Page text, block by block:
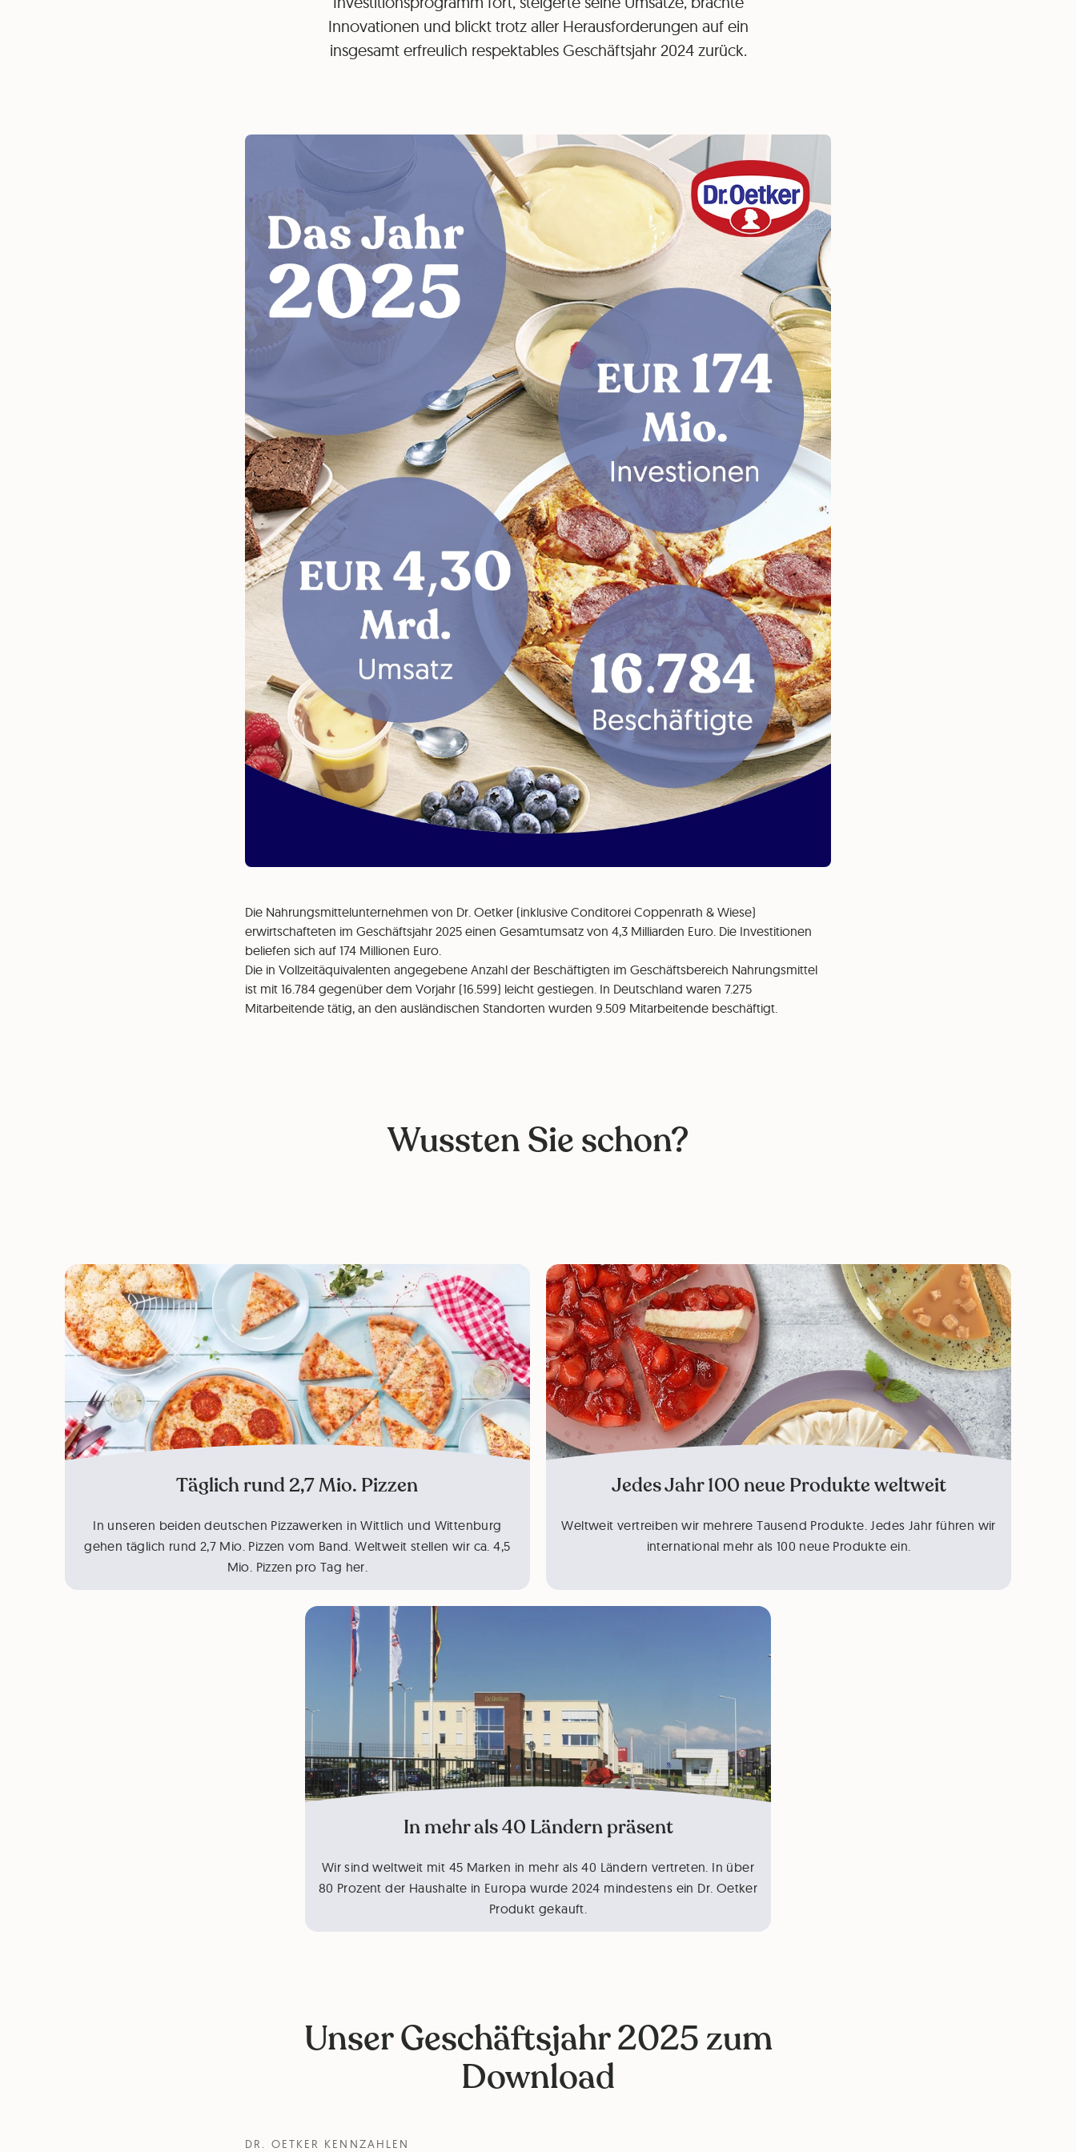
Innovationen und blickt trotz aller Herausforderungen auf ein
insgesamt erfreulich respektables Geschäftsjahr 2024 zurück.
Die Nahrungsmittelunternehmen von Dr. Oetker (inklusive Conditorei Coppenrath & Wiese)
erwirtschafteten im Geschäftsjahr 2025 einen Gesamtumsatz von 4,3 Milliarden Euro. Die Investitionen
beliefen sich auf 174 Millionen Euro.
Die in Vollzeitäquivalenten angegebene Anzahl der Beschäftigten im Geschäftsbereich Nahrungsmittel
ist mit 16.784 gegenüber dem Vorjahr (16.599) leicht gestiegen. In Deutschland waren 7.275
Mitarbeitende tätig, an den ausländischen Standorten wurden 9.509 Mitarbeitende beschäftigt.
Wussten Sie schon?
Täglich rund 2,7 Mio. Pizzen
In unseren beiden deutschen Pizzawerken in Wittlich und Wittenburg
gehen täglich rund 2,7 Mio. Pizzen vom Band. Weltweit stellen wir ca. 4,5
Mio. Pizzen pro Tag her.
Jedes Jahr 100 neue Produkte weltweit
Weltweit vertreiben wir mehrere Tausend Produkte. Jedes Jahr führen wir
international mehr als 100 neue Produkte ein.
In mehr als 40 Ländern präsent
Wir sind weltweit mit 45 Marken in mehr als 40 Ländern vertreten. In über
80 Prozent der Haushalte in Europa wurde 2024 mindestens ein Dr. Oetker
Produkt gekauft.
Unser Geschäftsjahr 2025 zum
Download
DR. OETKER KENNZAHLEN